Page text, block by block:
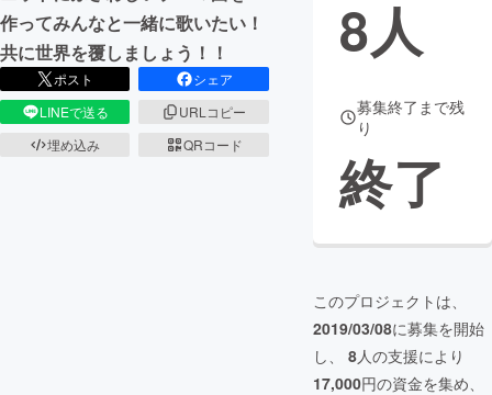
作ってみんなと一緒に歌いたい！
共に世界を覆しましょう！！
ポスト
シェア
LINEで送る
URLコピー
埋め込み
QRコード
8人
募集終了まで残
り
終了
このプロジェクトは、
2019/03/08に募集を開始
し、 8人の支援により
17,000円の資金を集め、